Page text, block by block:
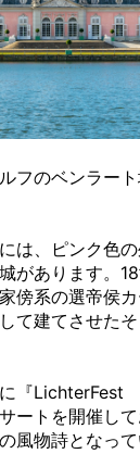
フのベンラー
は、ピンク色
があります。
傍系の選帝侯
て建てさせたそ
『LichterFest
ートを開催し
風物詩となっ